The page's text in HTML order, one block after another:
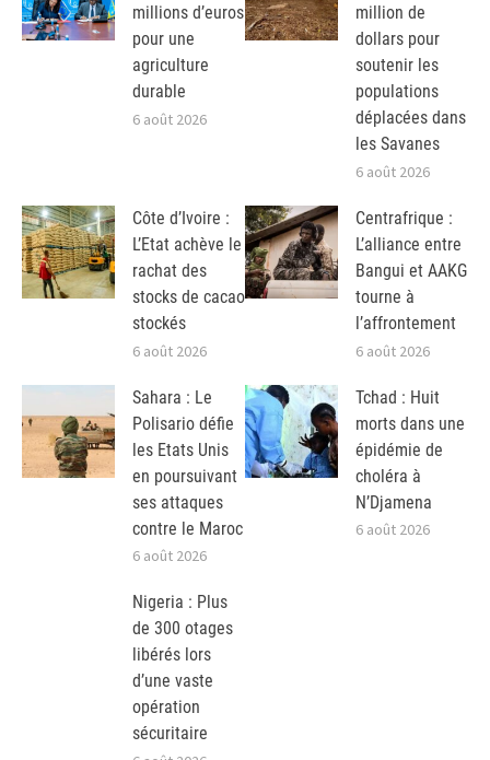
millions d’euros
pour une
agriculture
durable
6 août 2026
million de
dollars pour
soutenir les
populations
déplacées dans
les Savanes
6 août 2026
Côte d’Ivoire :
L’Etat achève le
rachat des
stocks de cacao
stockés
6 août 2026
Centrafrique :
L’alliance entre
Bangui et AAKG
tourne à
l’affrontement
6 août 2026
Sahara : Le
Polisario défie
les Etats Unis
en poursuivant
ses attaques
contre le Maroc
6 août 2026
Tchad : Huit
morts dans une
épidémie de
choléra à
N’Djamena
6 août 2026
Nigeria : Plus
de 300 otages
libérés lors
d’une vaste
opération
sécuritaire